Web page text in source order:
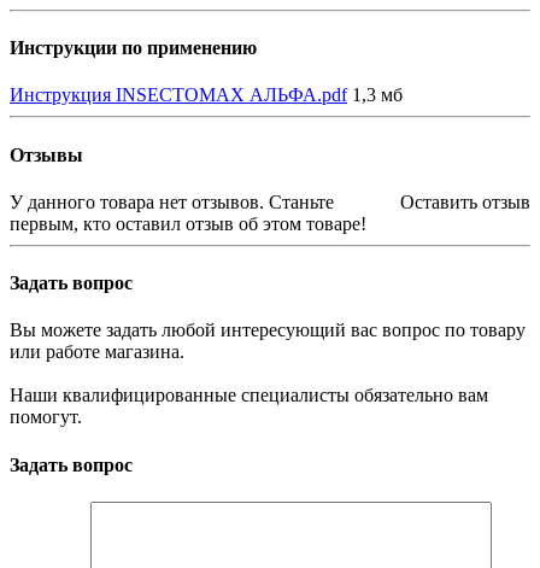
Инструкции по применению
Инструкция INSECTOMAX АЛЬФА.pdf 1,3 мб
Отзывы
Оставить отзыв
У данного товара нет отзывов. Станьте
первым, кто оставил отзыв об этом товаре!
Задать вопрос
Вы можете задать любой интересующий вас вопрос по товару
или работе магазина.
Наши квалифицированные специалисты обязательно вам
помогут.
Задать вопрос